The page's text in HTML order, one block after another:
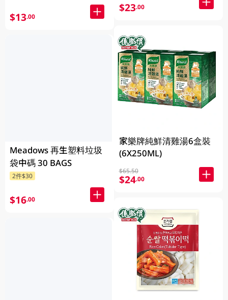
$13.00
Meadows 再生塑料垃圾
袋中碼 30 BAGS
2件$30
$16.00
$23.00
家樂牌純鮮清雞湯6盒裝
(6X250ML)
$65.50
$24.00